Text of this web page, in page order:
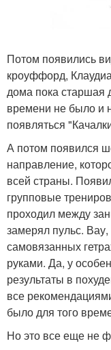
Потом появились
кроуффорд,
дома пока старшая
времени не было и
появляться
А потом появился
направление,
всей страны.
групповые
проходил между
замерял пульс.
самовязанных
руками. Да, у
результаты в
все
было для того
Но это все еще не